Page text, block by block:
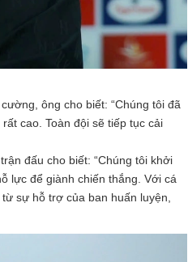
ông cho biết: “Chúng tôi đã
cao. Toàn đội sẽ tiếp tục cải
đấu cho biết: “Chúng tôi khởi
lực để giành chiến thắng. Với cá
sự hỗ trợ của ban huấn luyện,